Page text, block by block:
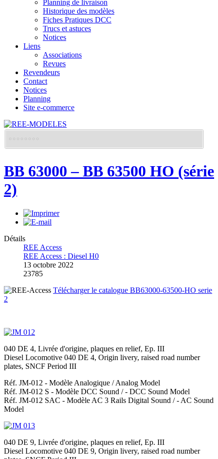
Planning de livraison
Historique des modèles
Fiches Pratiques DCC
Trucs et astuces
Notices
Liens
Associations
Revues
Revendeurs
Contact
Notices
Planning
Site e-commerce
BB 63000 – BB 63500 HO (série
2)
Détails
REE Access
REE Access : Diesel H0
13 octobre 2022
23785
Télécharger le catalogue BB63000-63500-HO serie
2
040 DE 4, Livrée d'origine, plaques en relief, Ep. III
Diesel Locomotive 040 DE 4, Origin livery, raised road number
plates, SNCF Period III
Réf. JM-012 - Modèle Analogique /Analog Model
Réf. JM-012 S - Modèle DCC Sound / - DCC Sound Model
Réf. JM-012 SAC - Modèle AC 3 Rails Digital Sound / - AC Sound
Model
040 DE 9, Livrée d'origine, plaques en relief, Ep. III
Diesel Locomotive 040 DE 9, Origin livery, raised road number